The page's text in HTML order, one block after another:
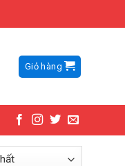
Giỏ hàng